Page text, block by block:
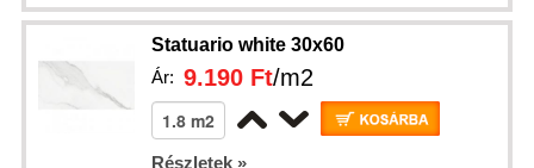
Statuario white 30x60
Ár:9.190 Ft/m2
Részletek »